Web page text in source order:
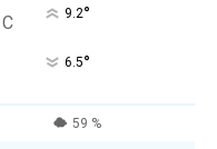
C 9.2°
6.5°
59 %